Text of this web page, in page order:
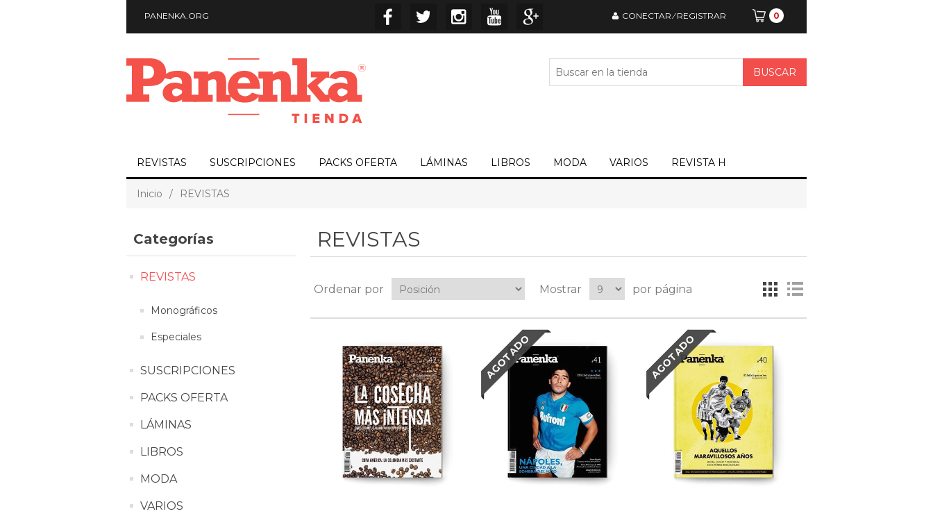
PANENKA.ORG CONECTAR⁄REGISTRAR 0
REVISTAS SUSCRIPCIONES PACKS OFERTA LÁMINAS LIBROS MODA VARIOS REVISTA H
Inicio / REVISTAS
Categorías
REVISTAS
Monográficos
Especiales
SUSCRIPCIONES
PACKS OFERTA
LÁMINAS
LIBROS
MODA
VARIOS
REVISTAS
Ordenar por Mostrar por página
AGOTADO AGOTADO